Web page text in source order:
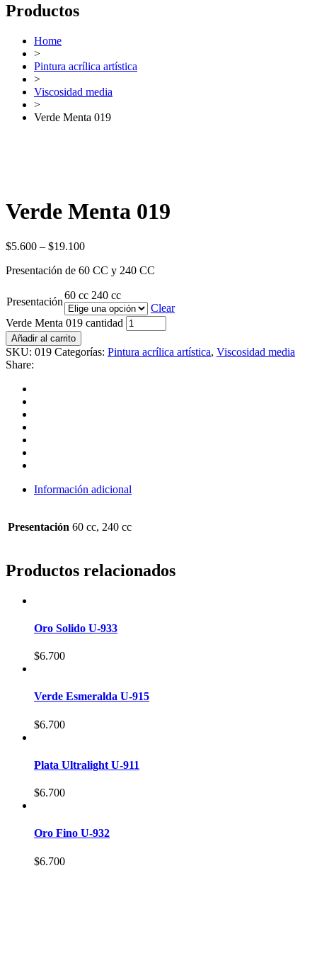
Productos
Home
>
Pintura acrílica artística
>
Viscosidad media
>
Verde Menta 019
Verde Menta 019
$5.600 – $19.100
Presentación de 60 CC y 240 CC
Presentación
60 cc 240 cc
Clear
Verde Menta 019 cantidad
Añadir al carrito
SKU: 019 Categorías: Pintura acrílica artística, Viscosidad media
Share:
Información adicional
Presentación 60 cc, 240 cc
Productos relacionados
Oro Solido U-933
$6.700
Verde Esmeralda U-915
$6.700
Plata Ultralight U-911
$6.700
Oro Fino U-932
$6.700